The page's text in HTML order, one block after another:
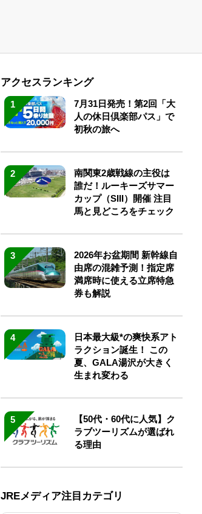
アクセスランキング
1
7月31日発売！第2回「大
人の休日倶楽部パス」で
初秋の旅へ
2
南関東2歳戦線の主役は
誰だ！ルーキーズサマー
カップ（SIII）開催 注目
馬と見どころをチェック
3
2026年お盆期間 新幹線自
由席の混雑予測！指定席
満席時に使える立席特急
券も解説
4
日本最大級*の爽快系アト
ラクション誕生！ この
夏、GALA湯沢が大きく
生まれ変わる
5
【50代・60代に人気】ク
ラブツーリズムが選ばれ
る理由
JREメディア注目カテゴリ